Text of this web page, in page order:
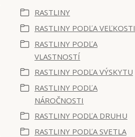
RASTLINY
RASTLINY PODĽA VEĽKOSTI
RASTLINY PODĽA
VLASTNOSTÍ
RASTLINY PODĽA VÝSKYTU
RASTLINY PODĽA
NÁROČNOSTI
RASTLINY PODĽA DRUHU
RASTLINY PODĽA SVETLA